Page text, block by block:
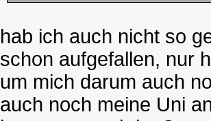
hab ich auch nicht so
schon aufgefallen, nur
um mich darum auch
auch noch meine Uni